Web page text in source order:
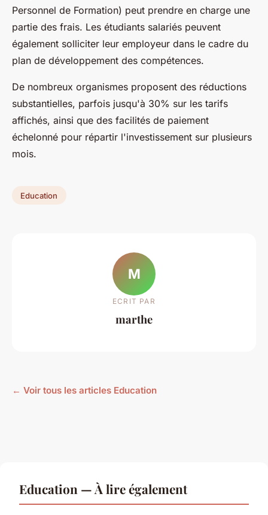
Personnel de Formation) peut prendre en charge une
partie des frais. Les étudiants salariés peuvent
également solliciter leur employeur dans le cadre du
plan de développement des compétences.
De nombreux organismes proposent des réductions
substantielles, parfois jusqu'à 30% sur les tarifs
affichés, ainsi que des facilités de paiement
échelonné pour répartir l'investissement sur plusieurs
mois.
Education
M
ECRIT PAR
marthe
← Voir tous les articles Education
Education — À lire également